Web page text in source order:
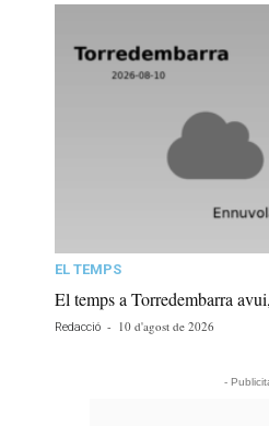
EL TEMPS
El temps a Torredembarra
Redacció - 10 d'agost de 2026
-